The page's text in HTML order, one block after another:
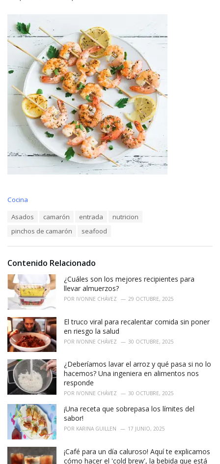
C
i
s
:
Cocina
Asados camarón entrada
nutricion
pinchos de camarón
seafood
Contenido Relacionado
¿Cuáles son los mejores recipientes para
llevar almuerzos?
POR IVONNE CHÁVEZ 29 OCTUBRE, 2025
El truco viral para recalentar comida sin poner
en riesgo la salud
POR IVONNE CHÁVEZ 30 OCTUBRE, 2025
¿Deberíamos lavar el arroz y qué pasa si no lo
hacemos? Una ingeniera en alimentos nos
responde
POR IVONNE CHÁVEZ 30 OCTUBRE, 2025
¡Una receta que sobrepasa los límites del
sabor!
POR KARINA GUILLEN 17 JUNIO, 2025
¡Café para un día caluroso! Aquí te explicamos
cómo hacer el 'cold brew', la bebida que está